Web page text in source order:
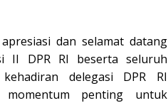
dan selamat datang
II DPR RI beserta seluruh
delegasi DPR RI
penting untuk